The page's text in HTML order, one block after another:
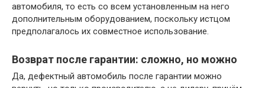
автомобиля, то есть со всем установленным на него
дополнительным оборудованием, поскольку истцом
предполагалось их совместное использование.
Возврат после гарантии: сложно, но можно
Да, дефектный автомобиль после гарантии можно